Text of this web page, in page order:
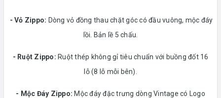
- Vỏ Zippo: Dòng vỏ đồng thau chặt góc có đầu vuông, mộc đáy
lồi. Bản lề 5 chấu.
- Ruột Zippo: Ruột thép không gỉ tiêu chuẩn với buồng đốt 16
lỗ (8 lỗ mỗi bên).
- Mộc Đáy Zippo: Mộc đáy đặc trưng dòng Vintage có Logo